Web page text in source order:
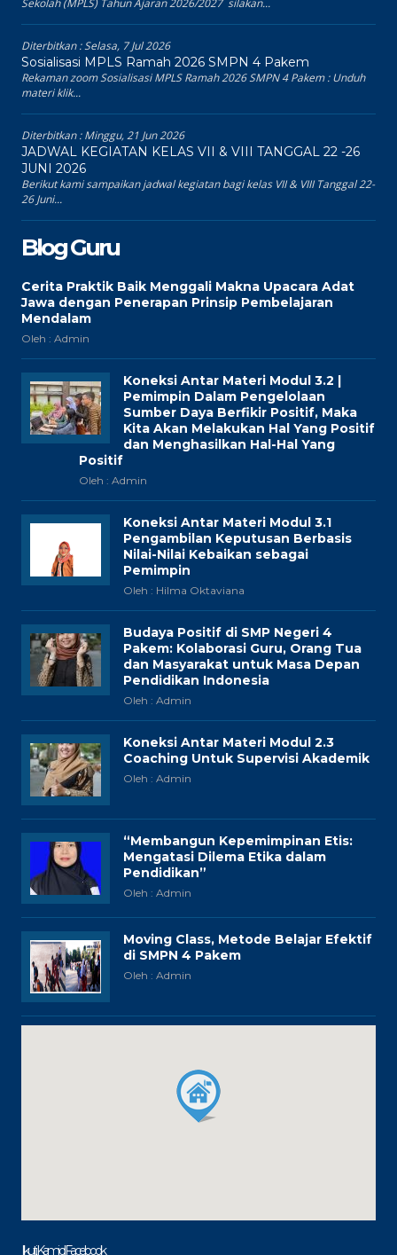
Sekolah (MPLS) Tahun Ajaran 2026/2027 silakan...
Diterbitkan :Selasa, 7 Jul 2026
Sosialisasi MPLS Ramah 2026 SMPN 4 Pakem
Rekaman zoom Sosialisasi MPLS Ramah 2026 SMPN 4 Pakem : Unduh
materi klik...
Diterbitkan :Minggu, 21 Jun 2026
JADWAL KEGIATAN KELAS VII & VIII TANGGAL 22 -26
JUNI 2026
Berikut kami sampaikan jadwal kegiatan bagi kelas VII & VIII Tanggal 22-
26 Juni...
Blog Guru
Cerita Praktik Baik Menggali Makna Upacara Adat
Jawa dengan Penerapan Prinsip Pembelajaran
Mendalam
Oleh : Admin
Koneksi Antar Materi Modul 3.2 |
Pemimpin Dalam Pengelolaan
Sumber Daya Berfikir Positif, Maka
Kita Akan Melakukan Hal Yang Positif
dan Menghasilkan Hal-Hal Yang
Positif
Oleh : Admin
Koneksi Antar Materi Modul 3.1
Pengambilan Keputusan Berbasis
Nilai-Nilai Kebaikan sebagai
Pemimpin
Oleh : Hilma Oktaviana
Budaya Positif di SMP Negeri 4
Pakem: Kolaborasi Guru, Orang Tua
dan Masyarakat untuk Masa Depan
Pendidikan Indonesia
Oleh : Admin
Koneksi Antar Materi Modul 2.3
Coaching Untuk Supervisi Akademik
Oleh : Admin
“Membangun Kepemimpinan Etis:
Mengatasi Dilema Etika dalam
Pendidikan”
Oleh : Admin
Moving Class, Metode Belajar Efektif
di SMPN 4 Pakem
Oleh : Admin
Ikuti Kami di Facebook